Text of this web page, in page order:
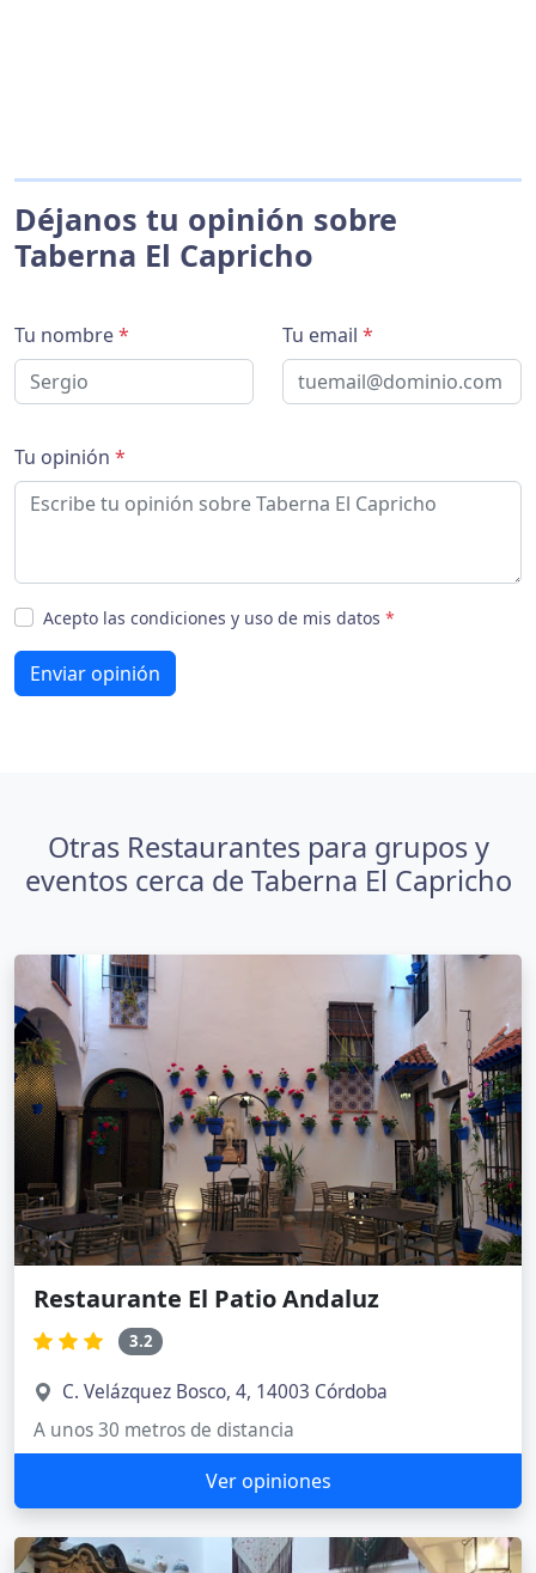
Déjanos tu opinión sobre
Taberna El Capricho
Tu nombre* Tu email *
Tu opinión *
Acepto las condiciones y uso de mis datos *
Enviar opinión
Otras Restaurantes para grupos y
eventos cerca de Taberna El Capricho
Restaurante El Patio Andaluz
3.2
C. Velázquez Bosco, 4, 14003 Córdoba
A unos 30 metros de distancia
Ver opiniones